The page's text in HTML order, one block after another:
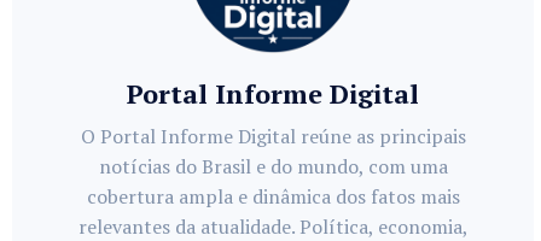
Portal Informe Digital
O Portal Informe Digital reúne as principais
notícias do Brasil e do mundo, com uma
cobertura ampla e dinâmica dos fatos mais
relevantes da atualidade. Política, economia,